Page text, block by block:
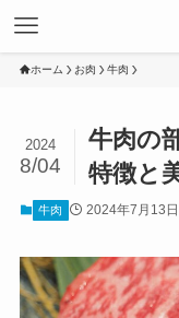
ホーム お肉 牛肉
牛肉の
特徴と
2024
8/04
牛肉 2024年7月13日